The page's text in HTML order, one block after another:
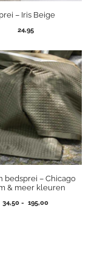
– Iris Beige
24,95
bedsprei – Chicago
& meer kleuren
34,50 - 195,00Prijsklasse: